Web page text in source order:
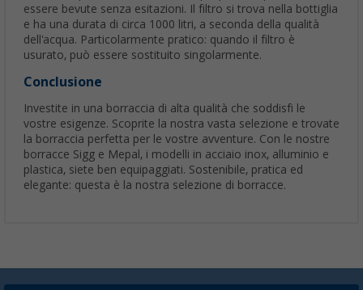
essere bevute senza esitazioni. Il filtro si trova nella bottiglia
e ha una durata di circa 1000 litri, a seconda della qualità
dell'acqua. Particolarmente pratico: quando il filtro è
usurato, può essere sostituito singolarmente.
Conclusione
Investite in una borraccia di alta qualità che soddisfi le
vostre esigenze. Scoprite la nostra vasta selezione e trovate
la borraccia perfetta per le vostre avventure. Con le nostre
borracce Sigg e Mepal, i modelli in acciaio inox, alluminio e
plastica, siete ben equipaggiati. Sostenibile, pratica ed
elegante: questa è la nostra selezione di borracce.